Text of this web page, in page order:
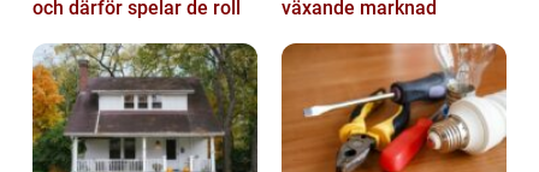
och därför spelar de roll växande marknad